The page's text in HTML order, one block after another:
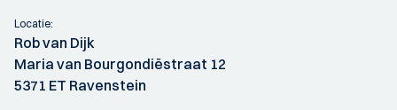
Locatie:
Rob van Dijk
Maria van Bourgondiëstraat 12
5371 ET Ravenstein